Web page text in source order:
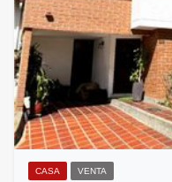
CASA VENTA